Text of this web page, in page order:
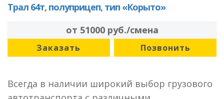
Трал 64т, полуприцеп, тип «Корыто»
от 51000 руб./смена
Заказать Позвонить
Всегда в наличии широкий выбор грузового